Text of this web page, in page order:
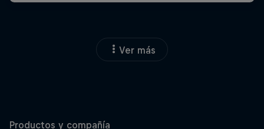
Ver más